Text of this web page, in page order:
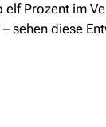
Prozent im
sehen diese